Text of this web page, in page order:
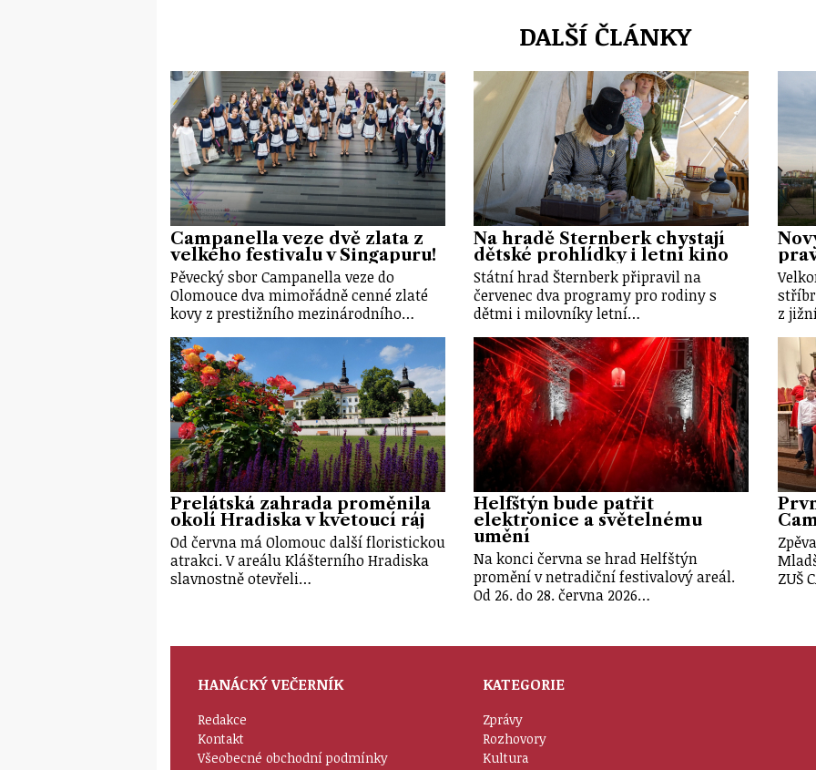
DALŠÍ ČLÁNKY
Campanella veze dvě zlata z
velkého festivalu v Singapuru!
Pěvecký sbor Campanella veze do
Olomouce dva mimořádně cenné zlaté
kovy z prestižního mezinárodního…
Na hradě Šternberk chystají
dětské prohlídky i letní kino
Státní hrad Šternberk připravil na
červenec dva programy pro rodiny s
dětmi i milovníky letní…
z
Prelátská zahrada proměnila
okolí Hradiska v kvetoucí ráj
Od června má Olomouc další floristickou
atrakci. V areálu Klášterního Hradiska
slavnostně otevřeli…
Helfštýn bude patřit
elektronice a světelnému
umění
Na konci června se hrad Helfštýn
promění v netradiční festivalový areál.
Od 26. do 28. června 2026…
ZUŠ
HANÁCKÝ VEČERNÍK
Redakce
Kontakt
Všeobecné obchodní podmínky
KATEGORIE
Zprávy
Rozhovory
Kultura